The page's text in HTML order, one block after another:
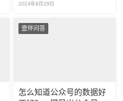
2024年8月29日
壹伴问答
怎么知道公众号的数据好